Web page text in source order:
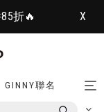
折🔥 X
GINNY聯名